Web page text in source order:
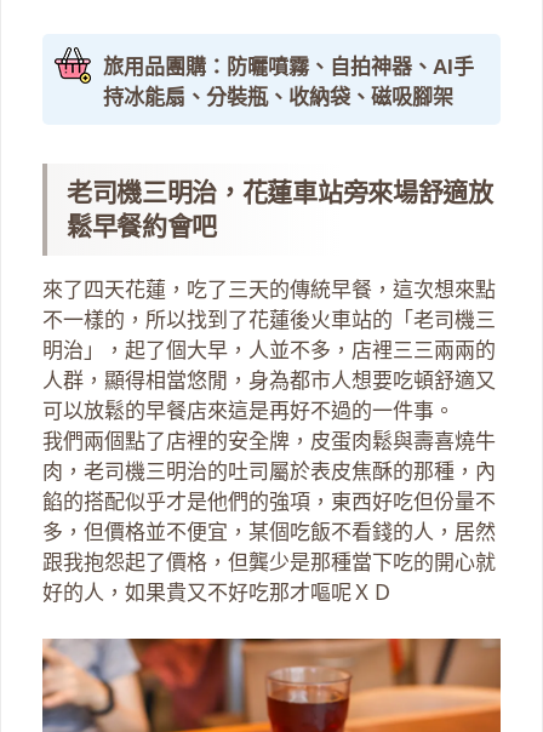
旅用品團購：防曬噴霧、自拍神器、AI手
持冰能扇、分裝瓶、收納袋、磁吸腳架
老司機三明治，花蓮車站旁來場舒適放
鬆早餐約會吧
來了四天花蓮，吃了三天的傳統早餐，這次想來點
不一樣的，所以找到了花蓮後火車站的「老司機三
明治」，起了個大早，人並不多，店裡三三兩兩的
人群，顯得相當悠閒，身為都市人想要吃頓舒適又
可以放鬆的早餐店來這是再好不過的一件事。
我們兩個點了店裡的安全牌，皮蛋肉鬆與壽喜燒牛
肉，老司機三明治的吐司屬於表皮焦酥的那種，內
餡的搭配似乎才是他們的強項，東西好吃但份量不
多，但價格並不便宜，某個吃飯不看錢的人，居然
跟我抱怨起了價格，但龔少是那種當下吃的開心就
好的人，如果貴又不好吃那才嘔呢ＸＤ